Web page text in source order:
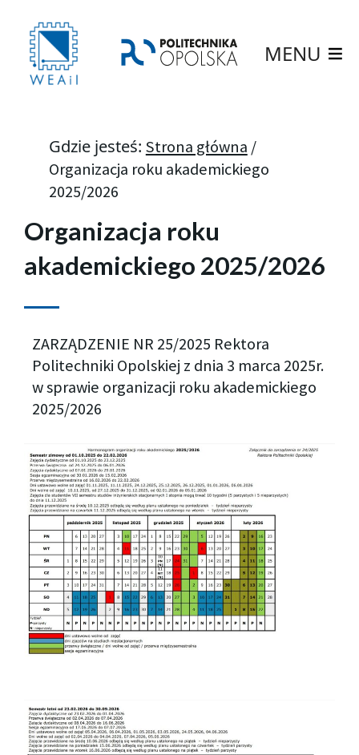
MENU
Gdzie jesteś: Strona główna /
Organizacja roku akademickiego
2025/2026
Organizacja roku
akademickiego 2025/2026
ZARZĄDZENIE NR 25/2025 Rektora
Politechniki Opolskiej z dnia 3 marca 2025r.
w sprawie organizacji roku akademickiego
2025/2026